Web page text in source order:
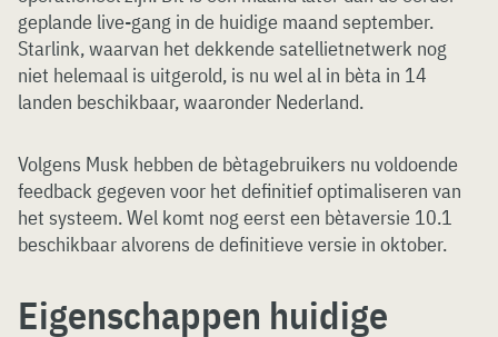
geplande live-gang in de huidige maand september.
Starlink, waarvan het dekkende satellietnetwerk nog
niet helemaal is uitgerold, is nu wel al in bèta in 14
landen beschikbaar, waaronder Nederland.
Volgens Musk hebben de bètagebruikers nu voldoende
feedback gegeven voor het definitief optimaliseren van
het systeem. Wel komt nog eerst een bètaversie 10.1
beschikbaar alvorens de definitieve versie in oktober.
Eigenschappen huidige